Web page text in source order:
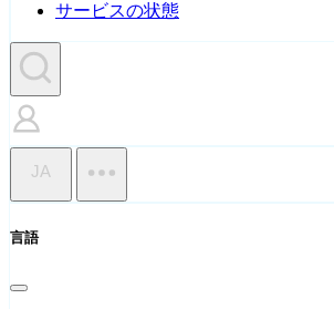
サービスの状態
JA
言語